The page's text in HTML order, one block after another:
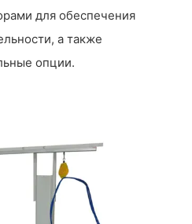
для обеспечения
а также
опции.